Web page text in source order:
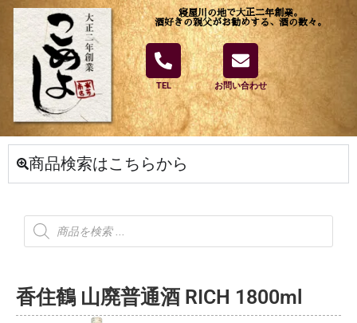
寝屋川の地で大正二年創業。
酒好きの親父がお勧めする、酒の数々。
TEL お問い合わせ
商品検索はこちらから
香住鶴 山廃普通酒 RICH 1800ml